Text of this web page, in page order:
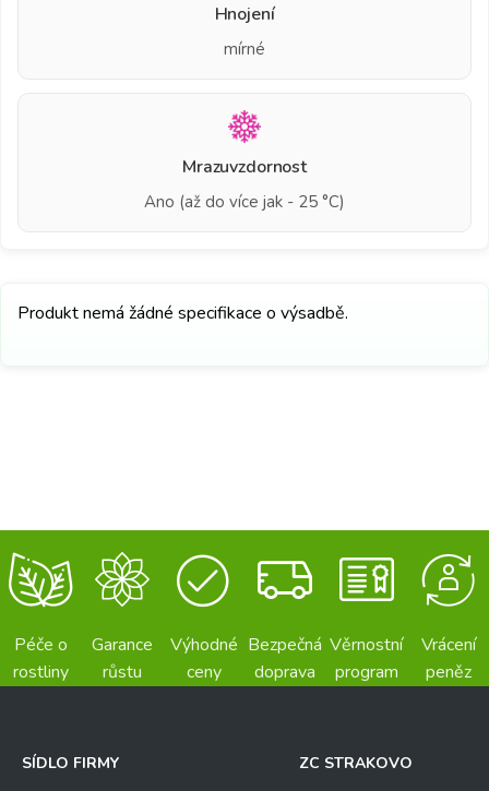
Hnojení
mírné
Mrazuvzdornost
Ano (až do více jak - 25 °C)
Produkt nemá žádné specifikace o výsadbě.
Péče o
rostliny
Garance
růstu
Výhodné
ceny
Bezpečná
doprava
Věrnostní
program
Vrácení
peněz
SÍDLO FIRMY
ZC STRAKOVO